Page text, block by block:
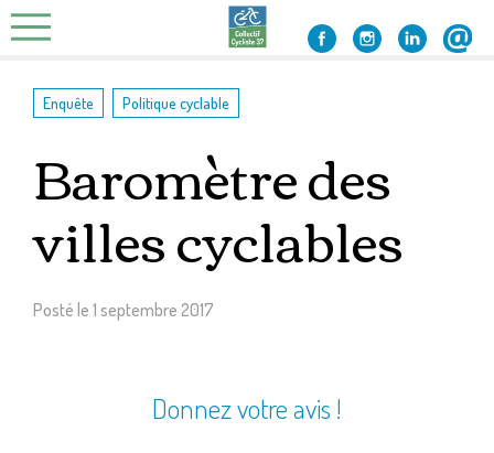
Skip
to
Enquête Politique cyclable
Baromètre des
villes cyclables
Posté le 1 septembre 2017
Donnez votre avis !